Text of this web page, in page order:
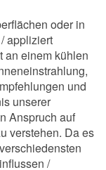
oder in
appliziert
an einem kühlen
und
unserer
Anspruch auf
verstehen. Da es
/